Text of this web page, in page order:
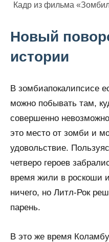
Кадр из фильма
Новый
истории
В зомбиапокалипсисе
можно побывать там,
совершенно
это место от зомби и
удовольствие.
четверо героев
время жили в роскоши
ничего, но Литл-Рок
парень.
В это же время